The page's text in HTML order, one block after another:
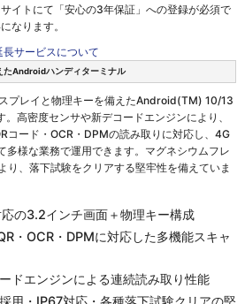
イトにて「安心の3年保証」への登録が必須で
なります。
長サービスについて
たAndroidハンディターミナル
プレイと物理キーを備えたAndroid(TM) 10/13
高密度センサや新デコードエンジンにより、
コード・OCR・DPMの読み取りに対応し、4G
多様な業務で運用できます。マグネシウムフレ
り、落下試験をクリアする堅牢性を備えていま
の3.2インチ画面＋物理キー構成
・OCR・DPMに対応した多機能スキャ
ドエンジンによる連続読み取り性能